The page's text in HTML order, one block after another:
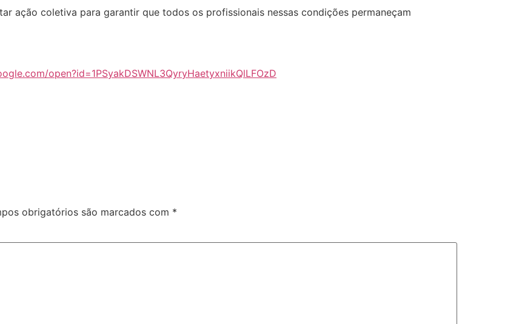
ação coletiva para garantir que todos os profissionais nessas condições permaneçam
open?id=1PSyakDSWNL3QyryHaetyxniikQlLFOzD
obrigatórios são marcados com *